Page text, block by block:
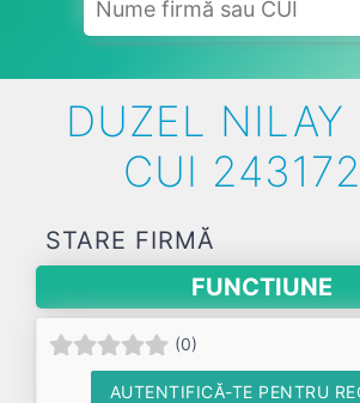
DUZEL NILAY
CUI
STARE FIRMĂ
FUNCTIUNE
(0)
AUTENTIFICĂ-TE PENTRU